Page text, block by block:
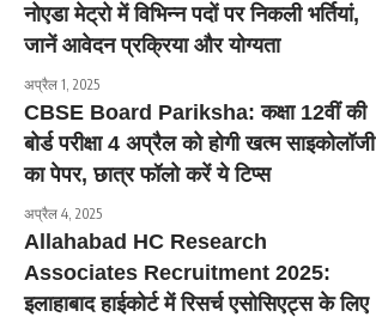
नोएडा मेट्रो में विभिन्न पदों पर निकली भर्तियां,
जानें आवेदन प्रक्रिया और योग्यता
अप्रैल 1, 2025
CBSE Board Pariksha: कक्षा 12वीं की
बोर्ड परीक्षा 4 अप्रैल को होगी खत्म साइकोलॉजी
का पेपर, छात्र फॉलो करें ये टिप्स
अप्रैल 4, 2025
Allahabad HC Research
Associates Recruitment 2025:
इलाहाबाद हाईकोर्ट में रिसर्च एसोसिएट्स के लिए